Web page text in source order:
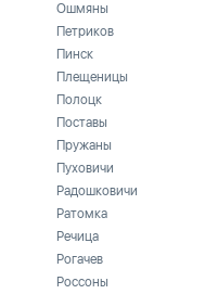
Ошмяны
Петриков
Пинск
Плещеницы
Полоцк
Поставы
Пружаны
Пуховичи
Радошковичи
Ратомка
Речица
Рогачев
Россоны